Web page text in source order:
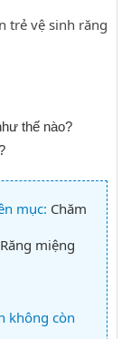
trẻ vệ sinh răng
thế nào?
mục: Chăm
Răng miệng
không còn